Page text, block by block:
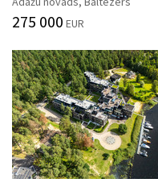
275 000 EUR